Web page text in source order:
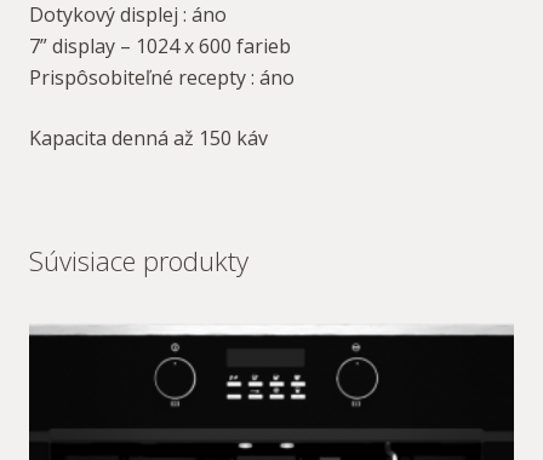
Dotykový displej : áno
7” display – 1024 x 600 farieb
Prispôsobiteľné recepty : áno
Kapacita denná až 150 káv
Súvisiace produkty